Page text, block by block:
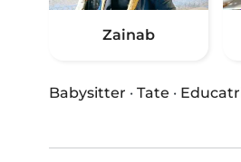
Zainab
Babysitter · Tate ·